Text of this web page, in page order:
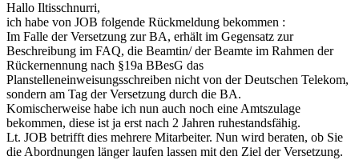
Hallo Iltisschnurri,
ich habe von JOB folgende Rückmeldung bekommen :
Im Falle der Versetzung zur BA, erhält im Gegensatz zur
Beschreibung im FAQ, die Beamtin/ der Beamte im Rahmen der
Rückernennung nach §19a BBesG das
Planstelleneinweisungsschreiben nicht von der Deutschen Telekom,
sondern am Tag der Versetzung durch die BA.
Komischerweise habe ich nun auch noch eine Amtszulage
bekommen, diese ist ja erst nach 2 Jahren ruhestandsfähig.
Lt. JOB betrifft dies mehrere Mitarbeiter. Nun wird beraten, ob Sie
die Abordnungen länger laufen lassen mit den Ziel der Versetzung.